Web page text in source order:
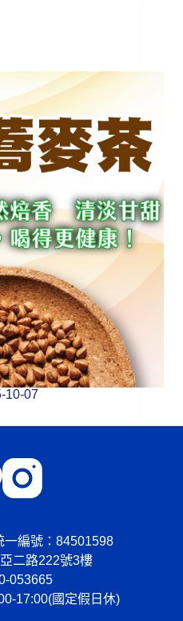
10-07
編號：84501598
二路222號3樓
053665
17:00(國定假日休)